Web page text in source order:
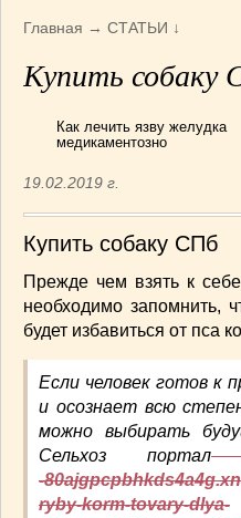
Армянская (4)
Грузинская(10)
Ирландские блюда(6)
Корейская
Марокканская(15)
Румынская кухня(5)
Узбекская(14)
Швейцарская(6)
ПЕРВЫЕ БЛЮДА(56)
ПОСТНЫЕ БЛЮДА(52)
САЛАТИКИ(132)
Мясные(33)
Овощные(52)
Рыбные(18)
СОУСЫ(6)
Главная → СТАТЬИ ↓
Купить собаку
Как лечить язву желудка
медикаментозно
19.02.2019 г.
Купить собаку СПб
Прежде чем взять к
необходимо запомнить,
будет избавиться от пса
Если человек готов к
и осознает всю
можно выбирать
Сельхоз портал
-
ryby-korm-tovary-dlya-